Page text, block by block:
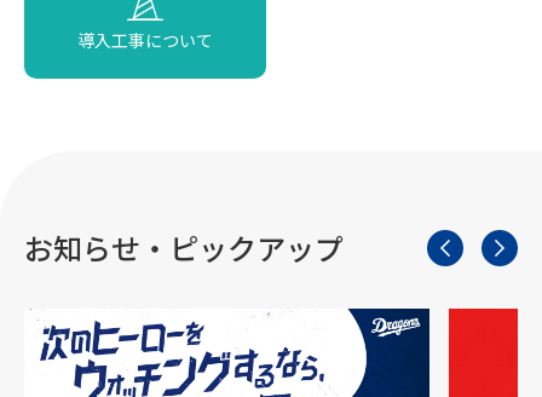
導入工事について
お知らせ・ピックアップ